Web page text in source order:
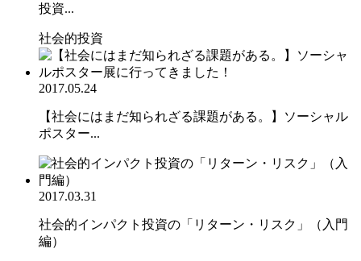
投資...
社会的投資
2017.05.24
【社会にはまだ知られざる課題がある。】ソーシャル
ポスター...
2017.03.31
社会的インパクト投資の「リターン・リスク」（入門
編）